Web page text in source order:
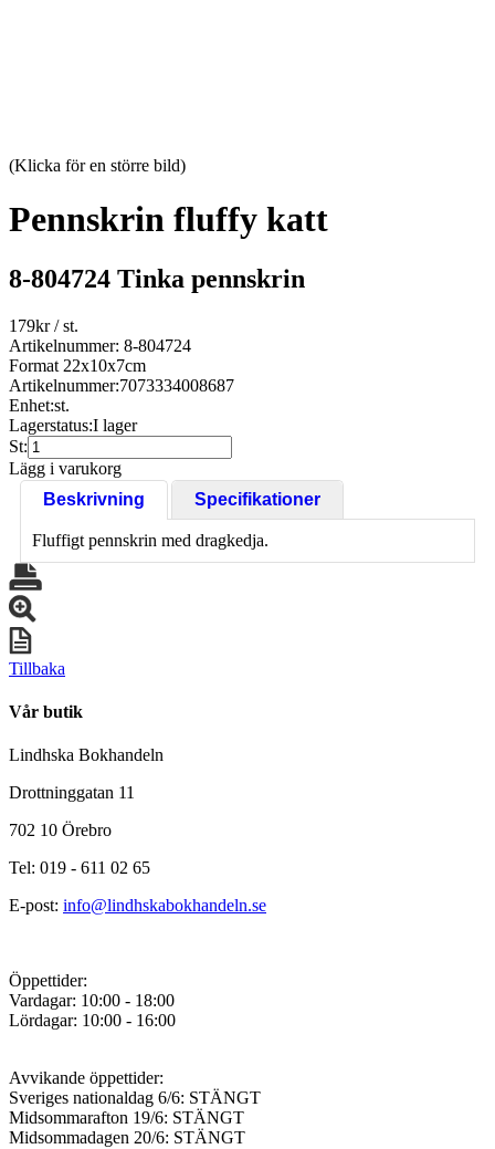
(Klicka för en större bild)
Pennskrin fluffy katt
8-804724 Tinka pennskrin
179kr/ st.
Artikelnummer: 8-804724
Format 22x10x7cm
Artikelnummer:7073334008687
Enhet:st.
Lagerstatus:I lager
St:
Lägg i varukorg
Beskrivning
Specifikationer
Fluffigt pennskrin med dragkedja.
Tillbaka
Vår butik
Lindhska Bokhandeln
Drottninggatan 11
702 10 Örebro
Tel: 019 - 611 02 65
E-post: info@lindhskabokhandeln.se
Öppettider:
Vardagar: 10:00 - 18:00
Lördagar: 10:00 - 16:00
Avvikande öppettider:
Sveriges nationaldag 6/6: STÄNGT
Midsommarafton 19/6: STÄNGT
Midsommadagen 20/6: STÄNGT